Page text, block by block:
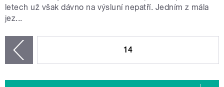
letech už však dávno na výsluní nepatří. Jedním z mála
jez...
14